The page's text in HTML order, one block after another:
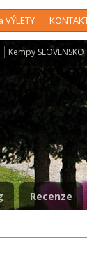
VÝLETY
Kempy SLOVENSKO
Recenze